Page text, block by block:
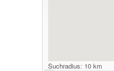
Suchradius: 10 km